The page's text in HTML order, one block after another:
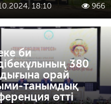
18:10 966
би
380
орай
танымдық
өтті